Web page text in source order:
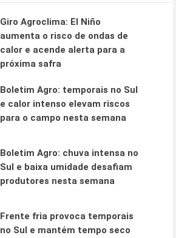
Giro Agroclima: El Niño
aumenta o risco de ondas de
calor e acende alerta para a
próxima safra
Boletim Agro: temporais no Sul
e calor intenso elevam riscos
para o campo nesta semana
Boletim Agro: chuva intensa no
Sul e baixa umidade desafiam
produtores nesta semana
Frente fria provoca temporais
no Sul e mantém tempo seco